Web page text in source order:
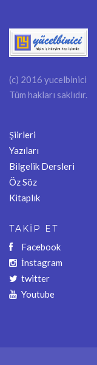
(c) 2016 yucelbinici
Tüm hakları saklıdır.
Şiirleri
Yazıları
Bilgelik Dersleri
Öz Söz
Kitaplık
TAKİP ET
Facebook
İnstagram
twitter
Youtube